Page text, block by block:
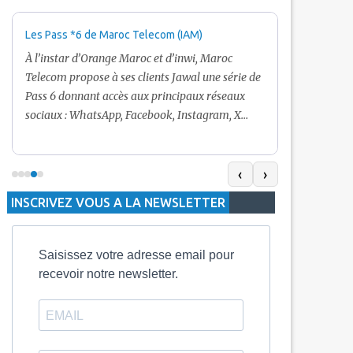
Les Pass *6 de Maroc Telecom (IAM)
À l’instar d’Orange Maroc et d’inwi, Maroc
Telecom propose à ses clients Jawal une série de
Pass 6 donnant accès aux principaux réseaux
sociaux : WhatsApp, Facebook, Instagram, X
5 Dh inclut 100 Mo, le Pass 10 Dh offre 400 Mo,
tandis que les formules à 20 Dh et 30 Dh
proposent respectivement 1 Go et 2 Go. Les
durées de validité sont de 3 jours pour
‹ ›
INSCRIVEZ VOUS A LA NEWSLETTER
Saisissez votre adresse email pour
recevoir notre newsletter.